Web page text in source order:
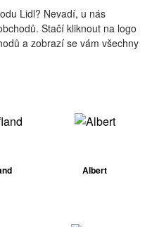
Lidl? Nevadí, u nás
Stačí kliknout na logo
a zobrazí se vám všechny
Albert